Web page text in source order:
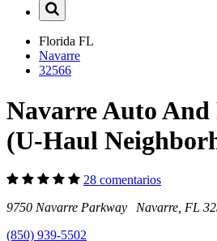
Florida FL
Navarre
32566
Navarre Auto And
(U-Haul
28 comentarios
9750 Navarre Parkway Navarre, FL
(850) 939-5502